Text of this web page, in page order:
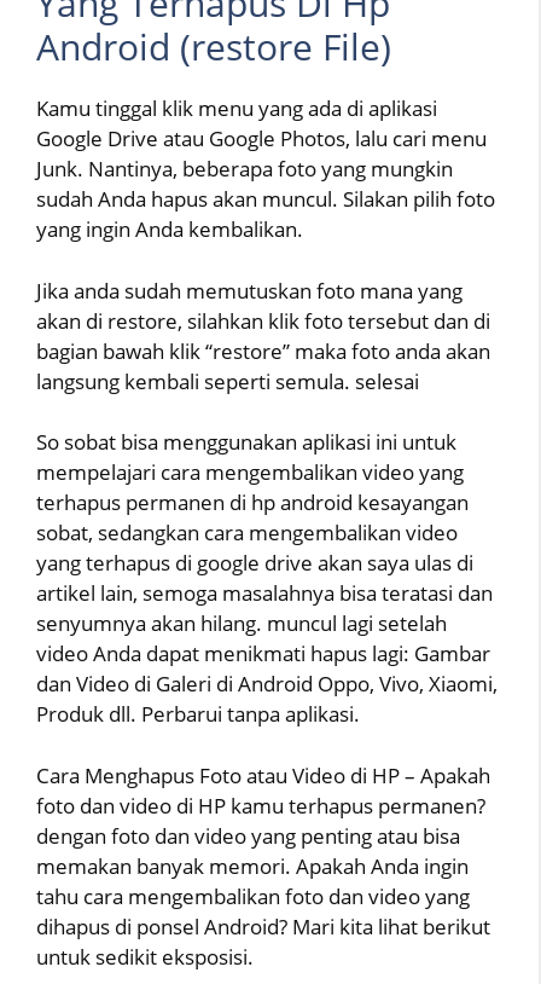
Android (restore File)
Kamu tinggal klik menu yang ada di aplikasi
Google Drive atau Google Photos, lalu cari menu
Junk. Nantinya, beberapa foto yang mungkin
sudah Anda hapus akan muncul. Silakan pilih foto
yang ingin Anda kembalikan.
Jika anda sudah memutuskan foto mana yang
akan di restore, silahkan klik foto tersebut dan di
bagian bawah klik “restore” maka foto anda akan
langsung kembali seperti semula. selesai
So sobat bisa menggunakan aplikasi ini untuk
mempelajari cara mengembalikan video yang
terhapus permanen di hp android kesayangan
sobat, sedangkan cara mengembalikan video
yang terhapus di google drive akan saya ulas di
artikel lain, semoga masalahnya bisa teratasi dan
senyumnya akan hilang. muncul lagi setelah
video Anda dapat menikmati hapus lagi: Gambar
dan Video di Galeri di Android Oppo, Vivo, Xiaomi,
Produk dll. Perbarui tanpa aplikasi.
Cara Menghapus Foto atau Video di HP – Apakah
foto dan video di HP kamu terhapus permanen?
dengan foto dan video yang penting atau bisa
memakan banyak memori. Apakah Anda ingin
tahu cara mengembalikan foto dan video yang
dihapus di ponsel Android? Mari kita lihat berikut
untuk sedikit eksposisi.